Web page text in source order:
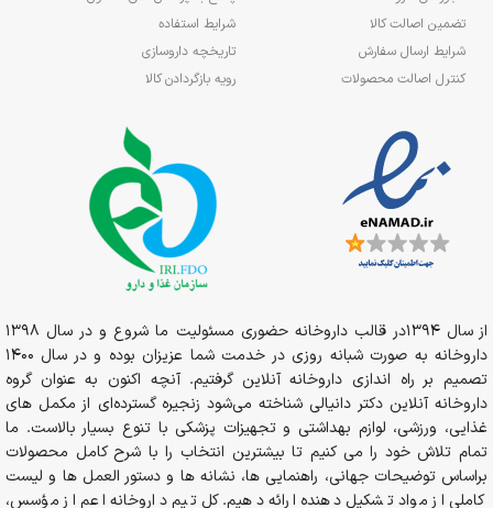
تضمین اصالت کالا
شرایط ارسال سفارش
کنترل اصالت محصولات
شرایط استفاده
تاریخچه داروسازی
رویه بازگردادن کالا
از سال 1394در قالب داروخانه حضوری مسئولیت ما شروع و در سال 1398
داروخانه به صورت شبانه روزی در خدمت شما عزیزان بوده و در سال 1400
تصمیم بر راه اندازی داروخانه آنلاین گرفتیم. آنچه اکنون به عنوان گروه
داروخانه آنلاین دکتر دانیالی شناخته می‌شود زنجیره گسترده‌ای از مکمل های
غذایی، ورزشی، لوازم بهداشتی و تجهیزات پزشکی با تنوع بسیار بالاست. ما
تمام تلاش خود را می کنیم تا بیشترین انتخاب را با شرح کامل محصولات
براساس توضیحات جهانی، راهنمایی ها، نشانه ها و دستور العمل ها و لیست
کاملی از مواد تشکیل دهنده ارائه دهیم. کل تیم داروخانه اعم از مؤسس،